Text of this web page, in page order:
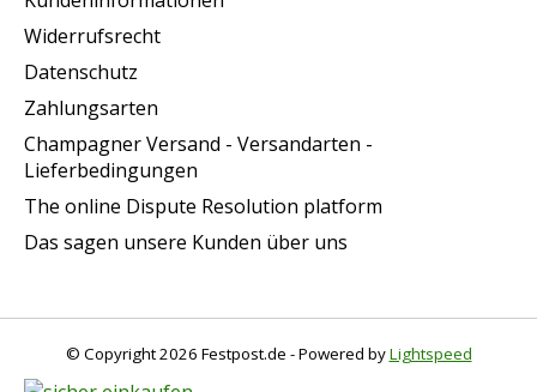
Widerrufsrecht
Datenschutz
Zahlungsarten
Champagner Versand - Versandarten -
Lieferbedingungen
The online Dispute Resolution platform
Das sagen unsere Kunden über uns
© Copyright 2026 Festpost.de - Powered byLightspeed